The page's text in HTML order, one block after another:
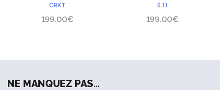
CRKT
199.00€
5.11
199.00€
NE MANQUEZ PAS…